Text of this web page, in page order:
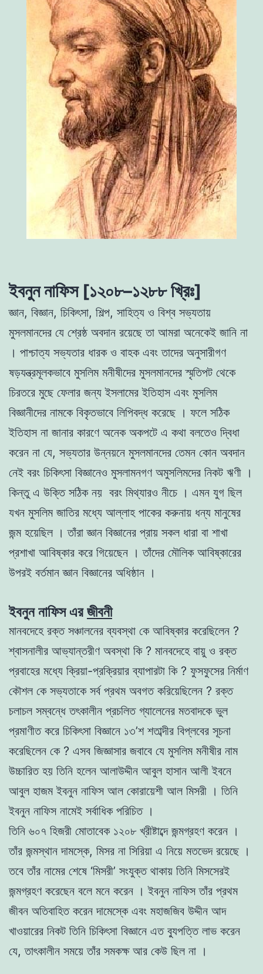
ইবনুন নাফিস [১২০৮–১২৮৮ খ্রিঃ]
জ্ঞান, বিজ্ঞান, চিকিৎসা, শিল্প, সাহিত্য ও বিশ্ব সভ্যতায়
মুসলমানদের যে শ্রেষ্ঠ অবদান রয়েছে তা আমরা অনেকেই জানি না
। পাশ্চাত্য সভ্যতার ধারক ও বাহক এবং তাদের অনুসারীগণ
ষড়যন্ত্রমূলকভাবে মুসলিম মনীষীদের মুসলমানদের স্মৃতিপট থেকে
চিরতরে মুছে ফেলার জন্য ইসলামের ইতিহাস এবং মুসলিম
বিজ্ঞানীদের নামকে বিকৃতভাবে লিপিবদ্ধ করেছে । ফলে সঠিক
ইতিহাস না জানার কারণে অনেক অকপটে এ কথা বলতেও দ্বিধা
করেন না যে, সভ্যতার উন্নয়নে মুসলমানদের তেমন কোন অবদান
নেই বরং চিকিৎসা বিজ্ঞানেও মুসলামনগণ অমুসলিমদের নিকট ঋণী ।
কিন্তু এ উক্তি সঠিক নয় বরং মিথ্যারও নীচে । এমন যুগ ছিল
যখন মুসলিম জাতির মধ্যে আল্লাহ পাকের করুনায় ধন্য মানুষের
জন্ম হয়েছিল । তাঁরা জ্ঞান বিজ্ঞানের প্রায় সকল ধারা বা শাখা
প্রশাখা আবিষ্কার করে গিয়েছেন । তাঁদের মৌলিক আবিষ্কারের
উপরই বর্তমান জ্ঞান বিজ্ঞানের অধিষ্ঠান ।
ইবনুন নাফিস এরজীবনী
মানবদেহে রক্ত সঞ্চালনের ব্যবস্থা কে আবিষ্কার করেছিলেন ?
শ্বাসনালীর আভ্যান্তরীণ অবস্থা কি ? মানবদেহে বায়ু ও রক্ত
প্রবাহের মধ্যে ক্রিয়া-প্রক্রিয়ার ব্যাপারটা কি ? ফুসফুসের নির্মাণ
কৌশল কে সভ্যতাকে সর্ব প্রথম অবগত করিয়েছিলেন ? রক্ত
চলাচল সম্বন্ধে তৎকালীন প্রচলিত গ্যালেনের মতবাদকে ভুল
প্রমাণীত করে চিকিৎসা বিজ্ঞানে ১৩’শ শতাব্দীর বিপ্লবের সূচনা
করেছিলেন কে ? এসব জিজ্ঞাসার জবাবে যে মুসলিম মনীষীর নাম
উচ্চারিত হয় তিনি হলেন আলাউদ্দীন আবুল হাসান আলী ইবনে
আবুল হাজম ইবনুন নাফিস আল কোরায়েশী আল মিসরী । তিনি
ইবনুন নাফিস নামেই সর্বাধিক পরিচিত ।
তিনি ৬০৭ হিজরী মোতাবেক ১২০৮ খ্রীষ্টাব্দে জন্মগ্রহণ করেন ।
তাঁর জন্মস্থান দামস্কে, মিসর না সিরিয়া এ নিয়ে মতভেদ রয়েছে ।
তবে তাঁর নামের শেষে ‘মিসরী’ সংযুক্ত থাকায় তিনি মিসসেরই
জন্মগ্রহণ করেছেন বলে মনে করেন । ইবনুন নাফিস তাঁর প্রথম
জীবন অতিবাহিত করেন দামেস্কে এবং মহাজজিব উদ্দীন আদ
খাওয়ারের নিকট তিনি চিকিৎসা বিজ্ঞানে এত ব্যুপত্তি লাভ করেন
যে, তাৎকালীন সময়ে তাঁর সমকক্ষ আর কেউ ছিল না ।